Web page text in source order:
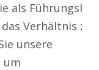
als Führungskraft
Verhältnis zu
unsere
um